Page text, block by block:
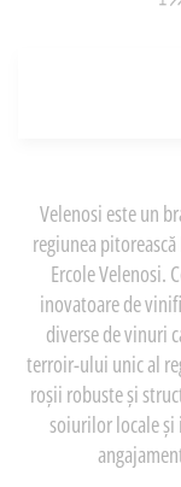
Velenosi este un
regiunea
Ercole Velenosi.
inovatoare de
diverse de vinuri
terroir-ului unic al
roșii robuste și
soiurilor locale